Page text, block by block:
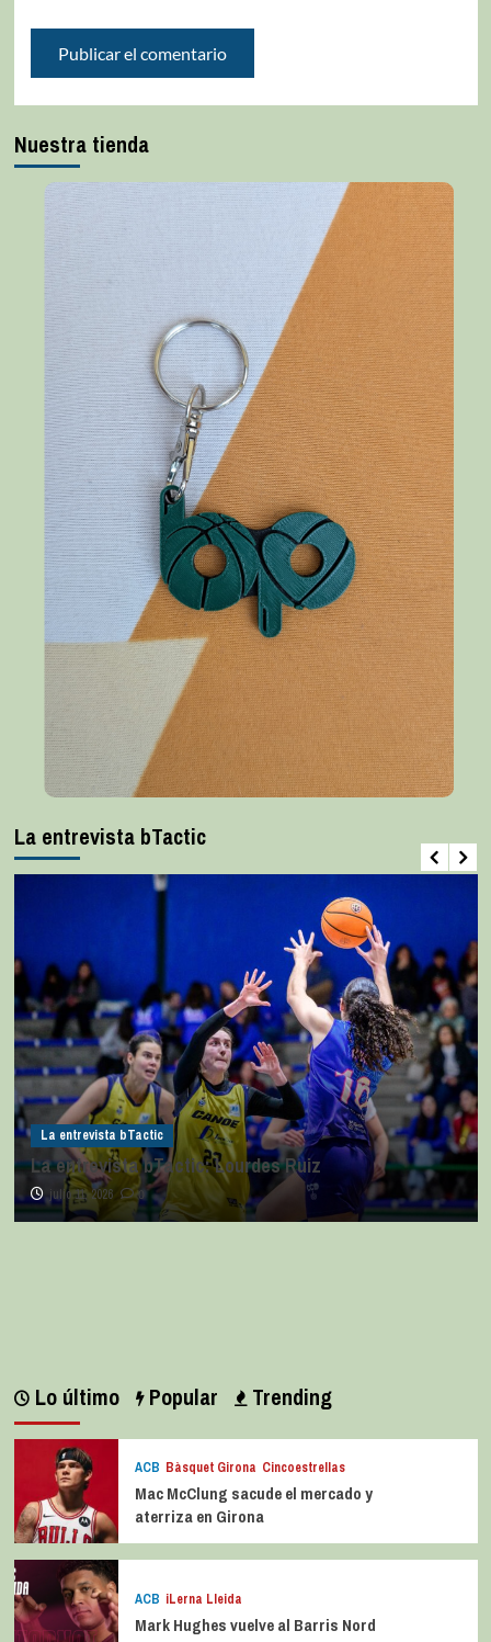
Nuestra tienda
La entrevista bTactic
La entrevista bTactic
La entrevista bTactic: Lourdes Ruiz
julio 11, 2026 0
Lo último Popular Trending
ACB Bàsquet Girona Cincoestrellas
Mac McClung sacude el mercado y
aterriza en Girona
ACB iLerna Lleida
Mark Hughes vuelve al Barris Nord